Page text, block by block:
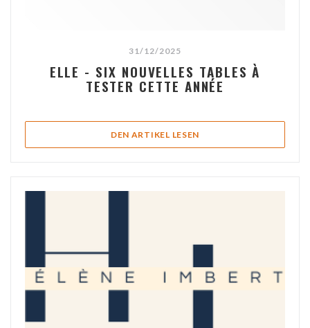
31/12/2025
ELLE - SIX NOUVELLES TABLES À
TESTER CETTE ANNÉE
DEN ARTIKEL LESEN